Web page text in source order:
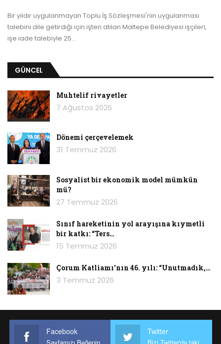
Bir yıldır uygulanmayan Toplu İş Sözleşmesi'nin uygulanması
talebini dile getirdiği için işten atılan Maltepe Belediyesi işçileri,
işe iade talebiyle 25…
GÜNCEL
Muhtelif rivayetler
7 Ağustos 2026
Dönemi çerçevelemek
31 Temmuz 2026
Sosyalist bir ekonomik model mümkün
mü?
27 Temmuz 2026
Sınıf hareketinin yol arayışına kıymetli
bir katkı: “Ters…
15 Temmuz 2026
Çorum Katliamı’nın 46. yılı: “Unutmadık,…
3 Temmuz 2026
Facebook
Sayfamızı Beğenin
Twitter